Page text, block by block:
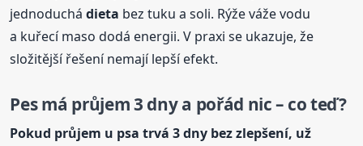
jednoduchádieta bez tuku a soli. Rýže váže vodu
a kuřecí maso dodá energii. V praxi se ukazuje, že
složitější řešení nemají lepší efekt.
Pes má průjem 3 dny a pořád nic – co teď?
Pokud průjem u psa trvá 3 dny bez zlepšení, už